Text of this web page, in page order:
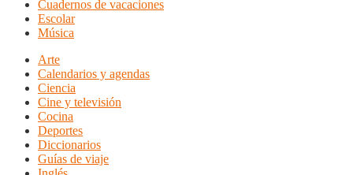
Cuadernos de vacaciones
Escolar
Música
Arte
Calendarios y agendas
Ciencia
Cine y televisión
Cocina
Deportes
Diccionarios
Guías de viaje